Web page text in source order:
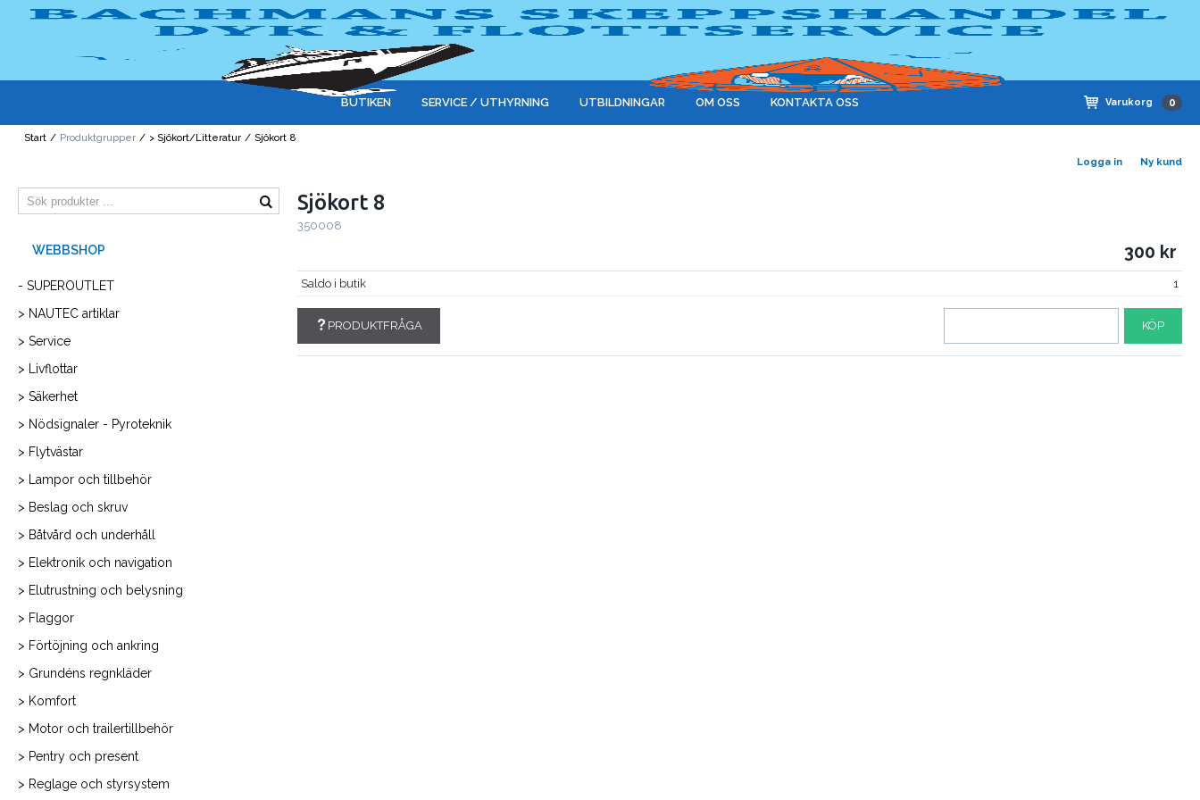
Logga in Ny kund
Varukorg 0
BUTIKEN SERVICE / UTHYRNING UTBILDNINGAR OM OSS KONTAKTA OSS
Start / Produktgrupper / > Sjökort/Litteratur / Sjökort 8
- SUPEROUTLET
> NAUTEC artiklar
> Service
> Livflottar
> Säkerhet
> Nödsignaler - Pyroteknik
> Flytvästar
> Lampor och tillbehör
> Beslag och skruv
> Båtvård och underhåll
> Elektronik och navigation
> Elutrustning och belysning
> Flaggor
> Förtöjning och ankring
> Grundéns regnkläder
> Komfort
> Motor och trailertillbehör
> Pentry och present
> Reglage och styrsystem
Sjökort 8
350008
300
Saldo i butik 1
PRODUKTFRÅGA KÖP